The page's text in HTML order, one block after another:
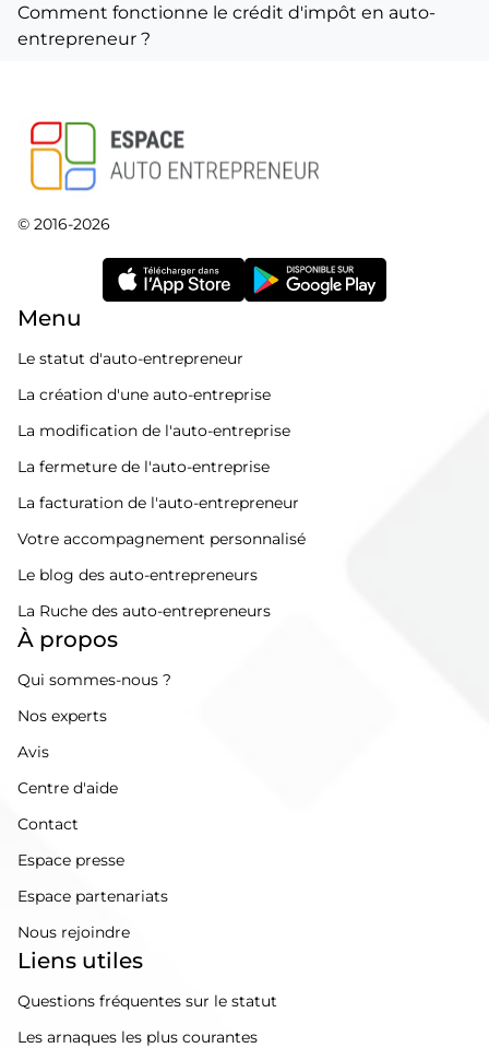
Comment fonctionne le crédit d'impôt en auto-
entrepreneur ?
© 2016-2026
Menu
Le statut d'auto-entrepreneur
La création d'une auto-entreprise
La modification de l'auto-entreprise
La fermeture de l'auto-entreprise
La facturation de l'auto-entrepreneur
Votre accompagnement personnalisé
Le blog des auto-entrepreneurs
La Ruche des auto-entrepreneurs
À propos
Qui sommes-nous ?
Nos experts
Avis
Centre d'aide
Contact
Espace presse
Espace partenariats
Nous rejoindre
Liens utiles
Questions fréquentes sur le statut
Les arnaques les plus courantes